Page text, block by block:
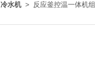
冷水机> 反应釜控温一体机组